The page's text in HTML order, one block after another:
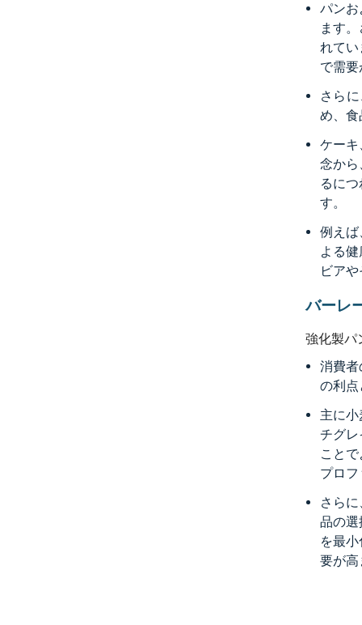
パン
ます
れて
で需要
さら
め、食
ケー
念か
るに
す。
例え
よる
ビア
バーレ
強化製パ
消費
の利点
主に
チグ
こと
プロ
さら
品の
を最
要が高